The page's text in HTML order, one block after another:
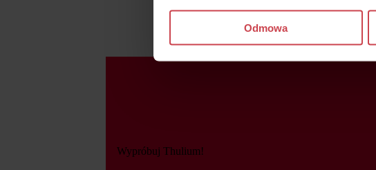
Odmowa
Wypróbuj Thulium!